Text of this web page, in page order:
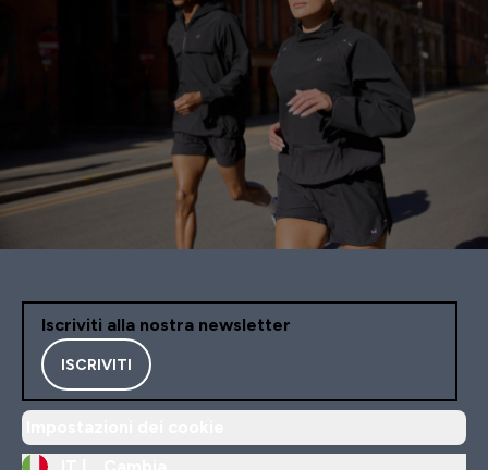
Iscriviti alla nostra newsletter
ISCRIVITI